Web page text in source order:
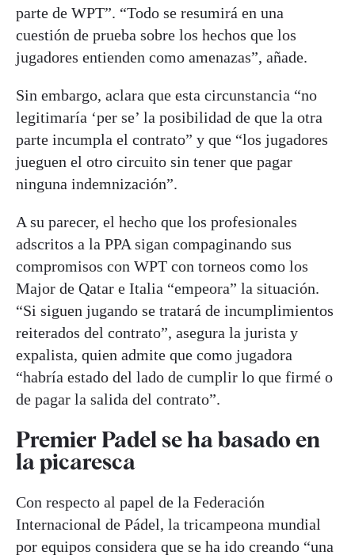
parte de WPT”. “Todo se resumirá en una
cuestión de prueba sobre los hechos que los
jugadores entienden como amenazas”, añade.
Sin embargo, aclara que esta circunstancia “no
legitimaría ‘per se’ la posibilidad de que la otra
parte incumpla el contrato” y que “los jugadores
jueguen el otro circuito sin tener que pagar
ninguna indemnización”.
A su parecer, el hecho que los profesionales
adscritos a la PPA sigan compaginando sus
compromisos con WPT con torneos como los
Major de Qatar e Italia “empeora” la situación.
“Si siguen jugando se tratará de incumplimientos
reiterados del contrato”, asegura la jurista y
expalista, quien admite que como jugadora
“habría estado del lado de cumplir lo que firmé o
de pagar la salida del contrato”.
Premier Padel se ha basado en
la picaresca
Con respecto al papel de la Federación
Internacional de Pádel, la tricampeona mundial
por equipos considera que se ha ido creando “una